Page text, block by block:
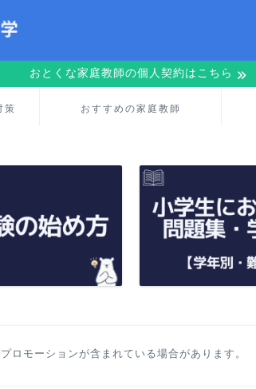
おとくな家庭教師の個人契約はこちら
策 おすすめの家庭教師
ロモーションが含まれている場合があります。